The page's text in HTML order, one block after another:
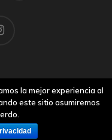
la mejor experiencia al
este sitio asumiremos